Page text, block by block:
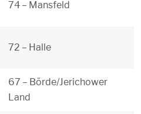
74 – Mansfeld
72 – Halle
67 – Börde/Jerichower
Land